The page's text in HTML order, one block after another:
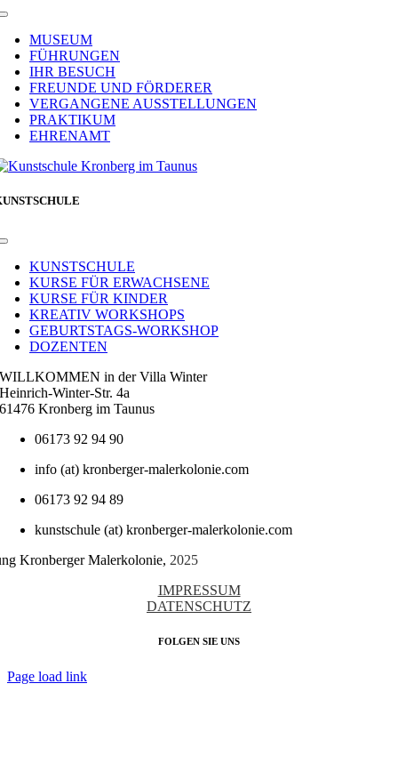
Toggle
NavigationMUSEUM
FÜHRUNGEN
IHR BESUCH
FREUNDE UND FÖRDERER
VERGANGENE AUSSTELLUNGEN
PRAKTIKUM
EHRENAMT
Toggle
NavigationKUNSTSCHULE
KURSE FÜR ERWACHSENE
KURSE FÜR KINDER
KREATIV WORKSHOPS
GEBURTSTAGS-WORKSHOP
DOZENTEN
WILLKOMMEN in der Villa Winter
Heinrich-Winter-Str. 4a
61476 Kronberg im Taunus
06173 92 94 90
info (at) kronberger-malerkolonie.com
06173 92 94 89
kunstschule (at) kronberger-malerkolonie.com
Kronberger Malerkolonie, 2025
IMPRESSUM
DATENSCHUTZ
FOLGEN SIE UNS
Page load link